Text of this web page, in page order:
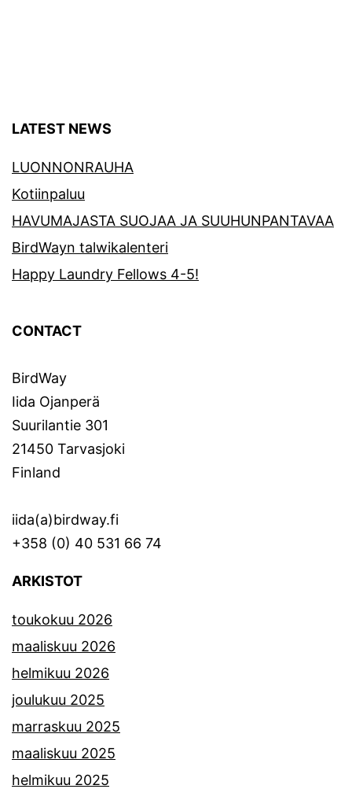
LATEST NEWS
LUONNONRAUHA
Kotiinpaluu
HAVUMAJASTA SUOJAA JA SUUHUNPANTAVAA
BirdWayn talwikalenteri
Happy Laundry Fellows 4-5!
CONTACT
BirdWay
Iida Ojanperä
Suurilantie 301
21450 Tarvasjoki
Finland
iida(a)birdway.fi
+358 (0) 40 531 66 74
ARKISTOT
toukokuu 2026
maaliskuu 2026
helmikuu 2026
joulukuu 2025
marraskuu 2025
maaliskuu 2025
helmikuu 2025